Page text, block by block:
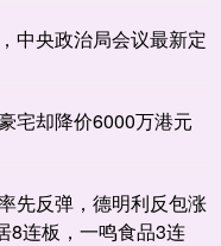
中央政治局会议最新定
宅却降价6000万港元
先反弹，德明利反包涨
8连板，一鸣食品3连